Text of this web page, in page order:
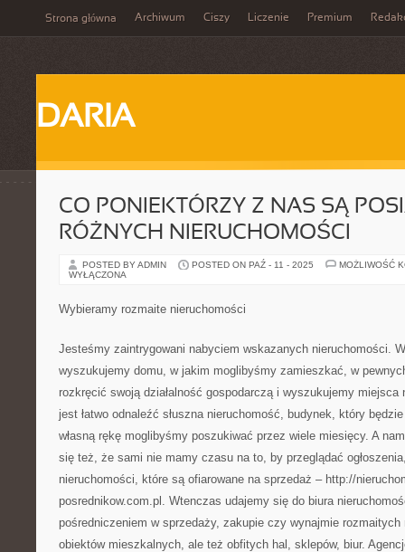
Strona główna Archiwum Ciszy Liczenie Premium
DARIA
CO PONIEKTÓRZY Z NAS SĄ
RÓŻNYCH NIERUCHOMOŚCI
POSTED BY ADMIN POSTED ON PAŹ - 11 - 2025
MOŻLIWOŚĆ
WYŁĄCZONA
Wybieramy rozmaite nieruchomości
Jesteśmy zaintrygowani nabyciem wskazanych nieruchomości.
wyszukujemy domu, w jakim moglibyśmy zamieszkać, w
rozkręcić swoją działalność gospodarczą i wyszukujemy miejsca
jest łatwo odnaleźć słuszna nieruchomość, budynek, który
własną rękę moglibyśmy poszukiwać przez wiele miesięcy. A
się też, że sami nie mamy czasu na to, by przeglądać
nieruchomości, które są ofiarowane na sprzedaż – http://
posrednikow.com.pl. Wtenczas udajemy się do biura
pośredniczeniem w sprzedaży, zakupie czy wynajmie
obiektów mieszkalnych, ale też obfitych hal, sklepów, biur.